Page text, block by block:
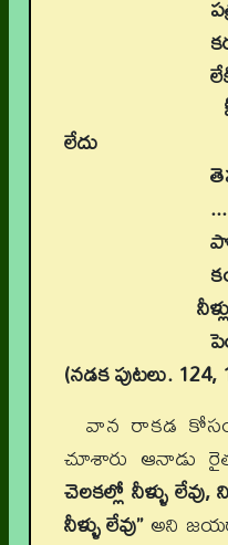
కరువుకు
లేకిడి
పీడన
లేదు
తెప్ప
పొలం
కంచం
నీళ్లులేవు
పెయ్యి
(నడక పుటలు. 124,
వాన రాకడ కోసం
చూశారు ఆనాడు
చెలకల్లో నీళ్ళు లేవు,
నీళ్ళు లేవు’’అని